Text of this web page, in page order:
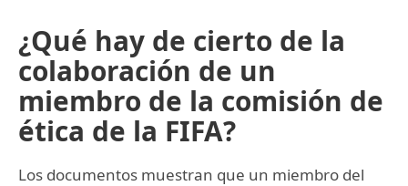
¿Qué hay de cierto de la
colaboración de un
miembro de la comisión de
ética de la FIFA?
Los documentos muestran que un miembro del